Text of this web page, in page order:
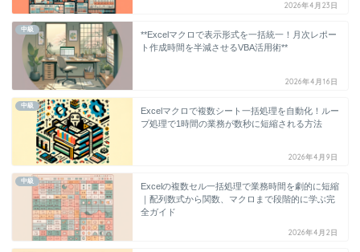
2026年4月23日
中級
**Excelマクロで表示形式を一括統一！月次レポー
ト作成時間を半減させるVBA活用術**
2026年4月16日
中級
Excelマクロで複数シート一括処理を自動化！ルー
プ処理で1時間の業務が数秒に短縮される方法
2026年4月9日
中級
Excelの複数セル一括処理で業務時間を劇的に短縮
｜配列数式から関数、マクロまで段階的に学ぶ完
全ガイド
2026年4月2日